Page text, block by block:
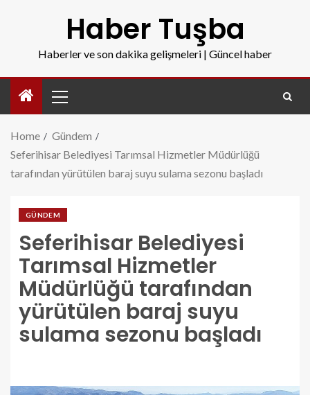
Haber Tuşba
Haberler ve son dakika gelişmeleri | Güncel haber
Home
Gündem
Seferihisar Belediyesi Tarımsal Hizmetler Müdürlüğü
tarafından yürütülen baraj suyu sulama sezonu başladı
GÜNDEM
Seferihisar Belediyesi
Tarımsal Hizmetler
Müdürlüğü tarafından
yürütülen baraj suyu
sulama sezonu başladı